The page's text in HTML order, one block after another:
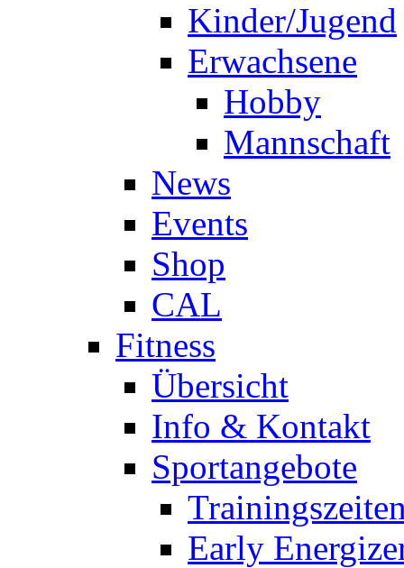
Kinder/Jugend
Erwachsene
Hobby
Mannschaft
News
Events
Shop
CAL
Fitness
Übersicht
Info & Kontakt
Sportangebote
Early